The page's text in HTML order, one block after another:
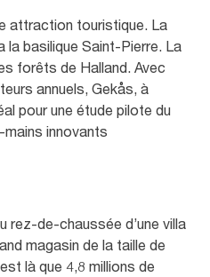
attraction touristique. La
la basilique Saint-Pierre. La
forêts de Halland. Avec
annuels, Gekås, à
pour une étude pilote du
innovants
rez-de-chaussée d’une villa
magasin de la taille de
là que 4,8 millions de